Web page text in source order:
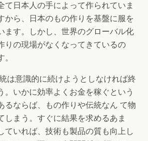
て日本人の手によって作られていま
から、日本のもの作りを基盤に服を
ます。しかし、世界のグローバル化
りの現場がなくなってきているの
は意識的に続けようとしなければ終
。いかに効率よくお金を稼ぐという
るならば、もの作りや伝統なん て物
しまう。すぐに結果を求めるあま
ていれば、技術も製品の質も向上し